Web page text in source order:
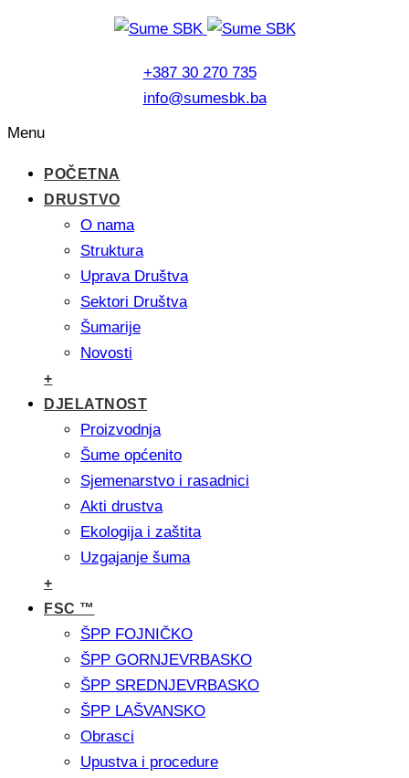
+387 30 270 735
info@sumesbk.ba
Menu
POČETNA
DRUSTVO
O nama
Struktura
Uprava Društva
Sektori Društva
Šumarije
Novosti
+
DJELATNOST
Proizvodnja
Šume općenito
Sjemenarstvo i rasadnici
Akti drustva
Ekologija i zaštita
Uzgajanje šuma
+
FSC ™
ŠPP FOJNIČKO
ŠPP GORNJEVRBASKO
ŠPP SREDNJEVRBASKO
ŠPP LAŠVANSKO
Obrasci
Upustva i procedure